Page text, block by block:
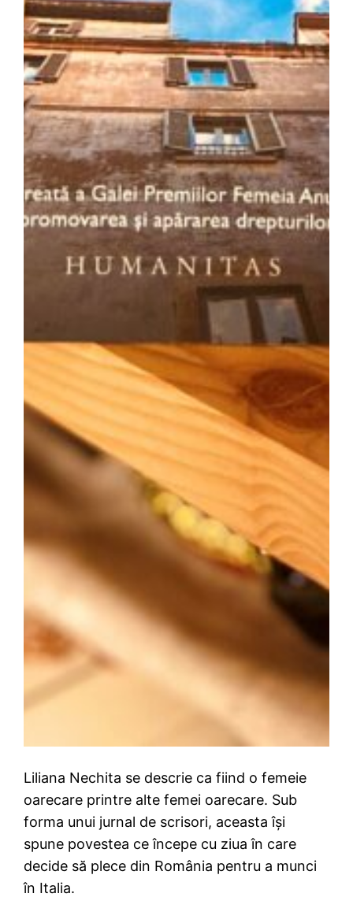
Liliana Nechita se descrie ca fiind o femeie
oarecare printre alte femei oarecare. Sub
forma unui jurnal de scrisori, aceasta își
spune povestea ce începe cu ziua în care
decide să plece din România pentru a munci
în Italia.